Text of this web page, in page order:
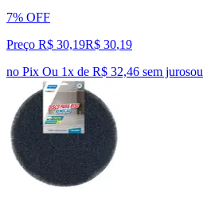
7% OFF
Preço R$ 30,19R$ 30,19
no Pix Ou 1x de R$ 32,46 sem jurosou